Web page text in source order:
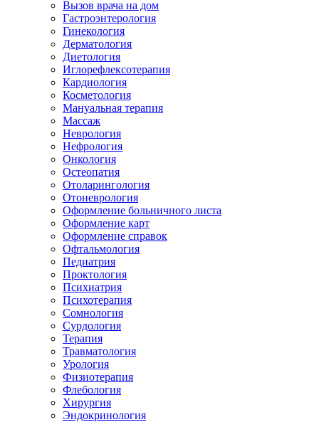
Вызов врача на дом
Гастроэнтерология
Гинекология
Дерматология
Диетология
Иглорефлексотерапия
Кардиология
Косметология
Мануальная терапия
Массаж
Неврология
Нефрология
Онкология
Остеопатия
Отоларингология
Отоневрология
Оформление больничного листа
Оформление карт
Оформление справок
Офтальмология
Педиатрия
Проктология
Психиатрия
Психотерапия
Сомнология
Сурдология
Терапия
Травматология
Урология
Физиотерапия
Флебология
Хирургия
Эндокринология